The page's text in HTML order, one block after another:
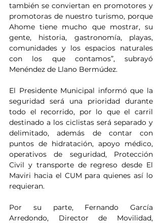
también se conviertan en promotores y
promotoras de nuestro turismo, porque
Ahome tiene mucho que mostrar, su
gente, historia, gastronomía, playas,
comunidades y los espacios naturales
con los que contamos”, subrayó
Menéndez de Llano Bermúdez.
El Presidente Municipal informó que la
seguridad será una prioridad durante
todo el recorrido, por lo que el carril
destinado a los ciclistas será separado y
delimitado, además de contar con
puntos de hidratación, apoyo médico,
operativos de seguridad, Protección
Civil y transporte de regreso desde El
Maviri hacia el CUM para quienes así lo
requieran.
Por su parte, Fernando García
Arredondo, Director de Movilidad,